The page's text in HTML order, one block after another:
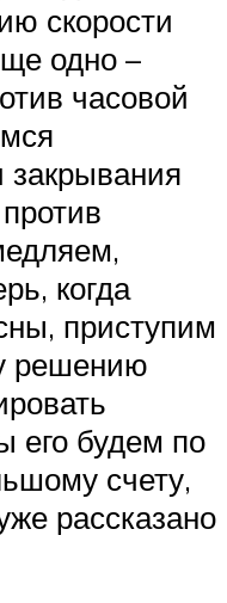
скорости
одно –
часовой
закрывания
когда
приступим
решению
его будем по
счету,
рассказано